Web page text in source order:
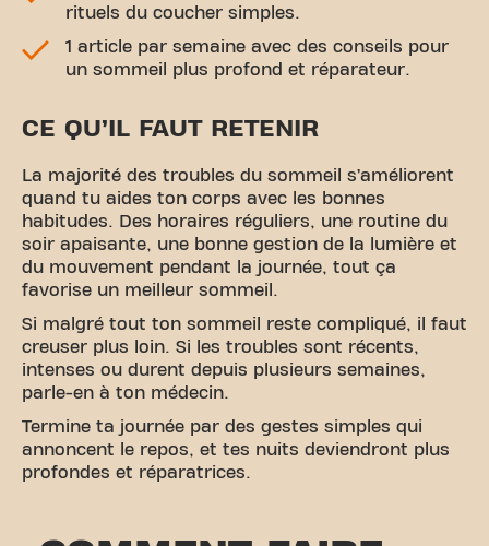
rituels du coucher simples.
1 article par semaine avec des conseils pour
un sommeil plus profond et réparateur.
CE QU’IL FAUT RETENIR
La majorité des troubles du sommeil s’améliorent
quand tu aides ton corps avec les bonnes
habitudes. Des horaires réguliers, une routine du
soir apaisante, une bonne gestion de la lumière et
du mouvement pendant la journée, tout ça
favorise un meilleur sommeil.
Si malgré tout ton sommeil reste compliqué, il faut
creuser plus loin. Si les troubles sont récents,
intenses ou durent depuis plusieurs semaines,
parle-en à ton médecin.
Termine ta journée par des gestes simples qui
annoncent le repos, et tes nuits deviendront plus
profondes et réparatrices.